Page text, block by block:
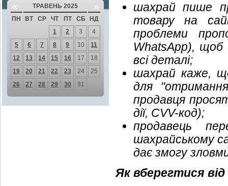
« ТРАВЕНЬ 2025 »
ПН ВТ СР ЧТ ПТ СБ
НД
1
2 3
4
5
6 7 8 9 10
11
12
13 14 15 16 17
18
19
20 21 22 23 24
25
26
27 28 29 30 31
шахрай пише
товару на
проблеми
WhatsApp),
всі деталі;
шахрай каже,
для
продавця
дії, CVV-код);
продавець
шахрайському
дає змогу
Як вберегтися